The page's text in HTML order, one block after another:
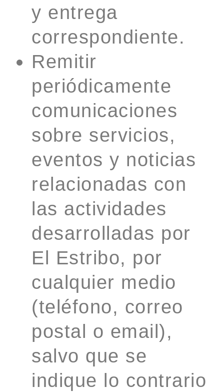
y entrega
correspondiente.
Remitir
periódicamente
comunicaciones
sobre servicios,
eventos y noticias
relacionadas con
las actividades
desarrolladas por
El Estribo, por
cualquier medio
(teléfono, correo
postal o email),
salvo que se
indique lo contrario